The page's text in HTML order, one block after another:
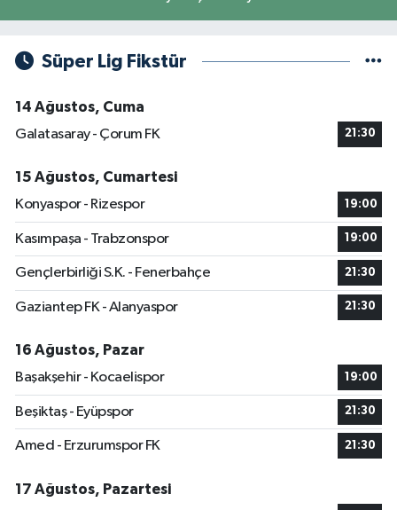
Süper Lig Fikstür
14 Ağustos, Cuma
Galatasaray - Çorum FK
21:30
15 Ağustos, Cumartesi
Konyaspor - Rizespor
19:00
Kasımpaşa - Trabzonspor 19:00
Gençlerbirliği S.K. - Fenerbahçe 21:30
Gaziantep FK - Alanyaspor 21:30
16 Ağustos, Pazar
Başakşehir - Kocaelispor
19:00
Beşiktaş - Eyüpspor 21:30
Amed - Erzurumspor FK 21:30
17 Ağustos, Pazartesi